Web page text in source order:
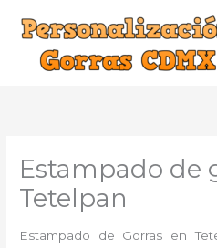
contenido
Estampado de
Tetelpan
Estampado de Gorras en